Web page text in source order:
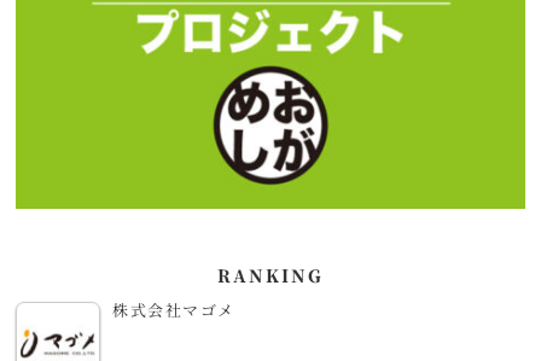
RANKING
株式会社マゴメ